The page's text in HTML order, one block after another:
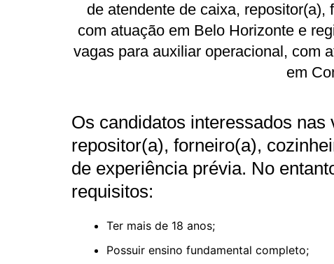
de atendente de caixa,
com atuação em Belo Horizonte e
vagas para auxiliar operacional, com
em
Os candidatos interessados nas
repositor(a), forneiro(a),
de experiência prévia. No
requisitos:
Ter mais de 18 anos;
Possuir ensino fundamental completo;